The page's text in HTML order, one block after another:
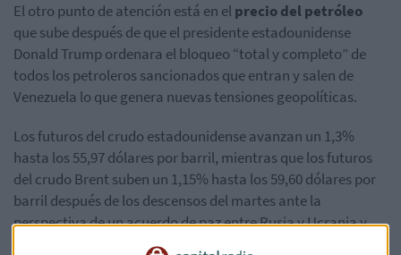
El otro punto de atención está en elprecio del petróleo
que sube después de que el presidente estadounidense
Donald Trump ordenara el bloqueo “total y completo” de
todos los petroleros sancionados que entran y salen de
Venezuela lo que genera nuevas tensiones geopolíticas.
Los futuros del crudo estadounidense avanzan un 1,3%
hasta los 55,97 dólares por barril, mientras que los futuros
del crudo Brent suben un 1,15% hasta los 59,60 dólares por
barril después de los descensos del martes ante la
perspectiva de un acuerdo de paz entre Rusia y Ucrania y
que aumentó las expectativas de que se alivien las